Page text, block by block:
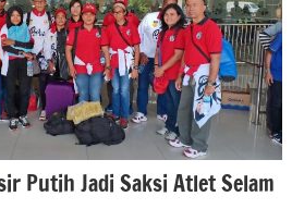
Putih Jadi Saksi Atlet Selam